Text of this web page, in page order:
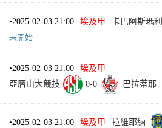
•2025-02-03 21:00 埃及甲 卡巴阿斯瑪利
未開始
•2025-02-03 21:00
埃及甲
亞曆山大競技
0-0 巴拉蒂耶
•2025-02-03 21:00 埃及甲 拉維耶納